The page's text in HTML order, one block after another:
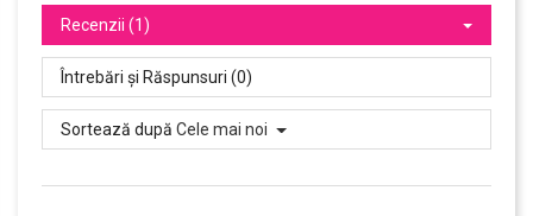
Recenzii (1)
Întrebări și Răspunsuri (0)
Sortează după Cele mai noi